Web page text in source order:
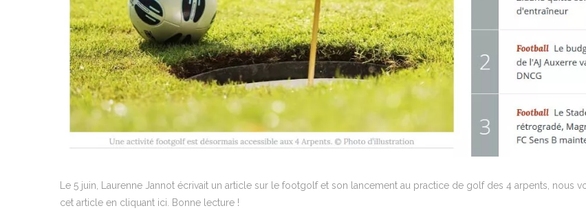
Le 5 juin, Laurenne Jannot écrivait un article sur le footgolf et son lancement au practice de golf des 4 arpents, nous
cet article en cliquant ici. Bonne lecture !